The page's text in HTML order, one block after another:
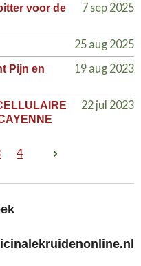
voor de
7 sep 2025
25 aug 2025
Pijn en
19 aug 2023
22 jul 2023
4